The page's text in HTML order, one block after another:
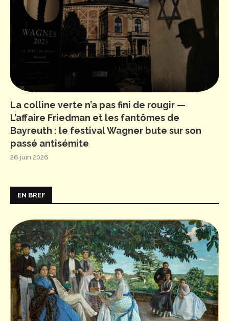
La colline verte n’a pas fini de rougir —
L’affaire Friedman et les fantômes de
Bayreuth : le festival Wagner bute sur son
passé antisémite
26 juin 2026
EN BREF